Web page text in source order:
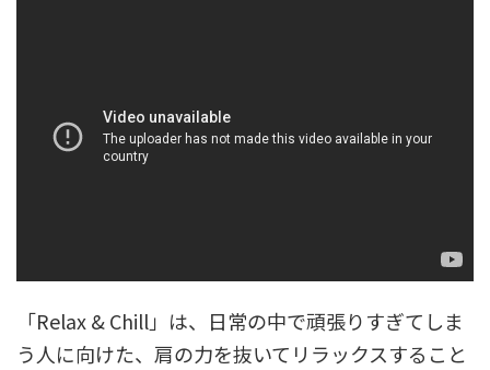
「Relax & Chill」は、日常の中で頑張りすぎてしま
う人に向けた、肩の力を抜いてリラックスすること